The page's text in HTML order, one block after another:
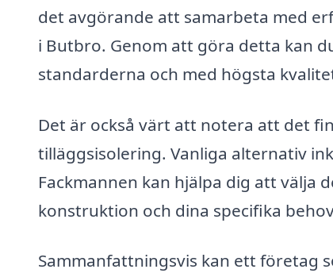
det avgörande att samarbeta med
i Butbro. Genom att göra detta kan
standarderna och med högsta
Det är också värt att notera att det
tilläggsisolering. Vanliga alternativ
Fackmannen kan hjälpa dig att välja
konstruktion och dina specifika
Sammanfattningsvis kan ett företag